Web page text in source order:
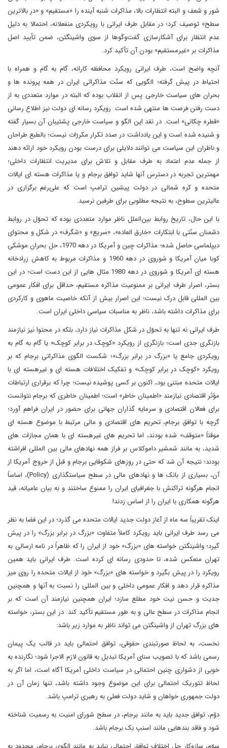
شور و شعف و البته انتظارات بالا، مذاکرات شنبه آینده را «مستقیم» و «در بالاترین
سطح» توصیف کرد؛ در مقابل طرف ایرانی با رویکردی منفعلانه، احتمالا به دلیل
عدم انتظار برای آشکارسازی گفت‌وگوها از سوی واشینگتن، ضمن تأیید اصل
مذاکرات بر «غیرمستقیم» بودن آن تأکید کرد.
آنچه واضح است، طرف ایرانی رویکرد محافظه کارانه، گام به گام و همراه با
احتیاط در پیش گرفته؛ الگویی که سنّت مذاکراتی ایران در همه پرونده ها و
بحران های سیاست خارجی پس از انقلاب بوده که البته در موارد متعددی به از
دست رفتن فرصت ها منتهی شده است. رویکرد رسانه ای دولت نیز اطلاع رسانی
«قطره چکانی» است. در نقد این الگو و سیاست خارجی پشتیبان آن بسیار گفته
و شنیده شده است و این یادداشت در صدد تکرار مکررّات نیست؛ بالطبع طراحان
و ناظران این سیاست می توانند دلایلی برای درست بودن رویکرد خود ارائه دهند
از جمله عدم اعتماد به طرف مقابل و تلاش برای مدیریت انتظارات داخلی؛
مهمترین تجربه در دسترس آنها شاید توافق برجام و یا مذاکرات هسته ای ایالات
متحده و کره شمالی در دولت پیشین ترامپ است که علی‌رغم برگزاری در
عالیترین سطوح، به نتیجه مطلوبی برای طرفین نرسید.
با این حال، تاریخ روابط بین‌الملل ناظر موارد متعددی بوده که تحوّل در روابط
دشمنان سنّتی با ابتکارات «خارق العاده»، «سریع» و «شگرف» در شکل و محتوای
دیپلماسی حاصل شده؛ مذاکرات چین و آمریکا در دهه 1970، حل بحران موشکی
کوبا میان آمریکا و شوروی در دهه 1960 و مذاکرات مربوط به کاهش زرادخانه
هسته ای آمریکا و شوروی در دهه 1980 مثال هایی از این دست است؛ در این
بستر، اصرار طرف ایرانی بر ممنوعیت مذاکره مستقیم، حداقل برای افکار عمومی
بین المللی قابل درک نیست؛ این اصرار بیش از آنکه خاصیت ماهوی و کارکردی
برای مذاکرات داشته باشد، ناظر به مناسبات سیاسی داخلی ایران است.
طرف ایرانی نه تنها به تحوّل در شکل مذاکرات نیاز دارد، بلکه در محتوا نیز نیازمند
بازنگری جدی است؛ بازنگری از رویکرد «کوچک در برابر کوچک» یا گام به گام به
رویکردی جامع یا «بزرگ در برابر بزرگ»؛ شکست الگوی مذاکراتی برجام که بر
رویکرد «کوچک در برابر کوچک» و تفکیک اختلافات هسته ای و غیرهسته ای با
ایالات متحده مبتنی بود، اکنون بر کسی پوشیده نیست؛ چرا که برقراری ارتباطات
مؤثر اقتصادی نیازمند «اطمینان خاطر» است؛ اطمینان خاطری که برجام نتوانست
برای فعالان اقتصادی و سرمایه گذاران جهانی برای حضور در ایران فراهم آورد؛
گرچه با توافق برجام، تحریم های اقتصادی و مالی مرتبط با موضوع هسته ای
موقتاً «متوقف» شده بودند، اما تحریم های غیرهسته ای با همان مجازات های
شدید، به مانند شمشیر داموکلاس بر فراز همه نهادهای مالی بین المللی افراشته
بودند؛ نتیجه آن شد که حتی در روزهای شکوفایی برجام و قبل از خروج آمریکا از
آن، بسیاری از بانک ها و نهادهای مالی در سطح سیاستگذاری (Policy)، اساساً
انجام هرگونه تراکنش با جغرافیای ایران را ممنوع ساختند و به بیان عامیانه، قید
هرگونه همکاری با ایران را از اساس زدند!
اینک تقریباً سه ماه از آغاز دولت جدید ایالات متحده می گذرد؛ در این فضا به نظر
می رسد طرف ایرانی باید رویکرد کاملاً متفاوت «بزرگ در برابر بزرگ» را در پیش
گیرد؛ واشینگتن خواسته های «بزرگ» خود از ایران را که ظاهراً در نامه ارسالی به
تهران منعکس شده، تا حدودی رسانه ای کرده است. طرف ایرانی باید همین
رویکرد را در پیش بگیرد و خواسته های «بزرگ» خود از ایالات متحده را روی میز
مذاکره قرار دهد و افکار عمومی داخلی و بین المللی را نسبت به آنها و همچنین
جدیت و حسن نیت خود مطلع سازد؛ ایران همچنین نیازمند آن است که بر
انجام مذاکرات در سطح عالی و به طور مستقیم تأکید کند. در این بستر، خواسته
های بزرگ تهران از واشینگتن می تواند ناظر به موارد زیر باشد:
نخست، به لحاظ صورتبندی حقوقی، توافق احتمالی باید در قالب یک پیمان
رسمی باشد که با تصویب سنای آمریکا تبدیل به قانون لازم الاجرا شود؛ نگارنده به
خوبی از دشواری چنین احتمالی در سیاست داخلی آمریکا آگاه است، اما اگر به
لحاظ تئوریک احتمالی برای این موضوع وجود داشته باشد، تنها زمان آن در
دولت جمهوری خواهان و شاید دولت فعلی به رهبری ترامپ باشد.
دوّم، توافق جدید باید به مانند برجام، در سطح شورای امنیت به رسمیت شناخته
شود و فاقد بندهایی مانند اسنپ بک برجام باشد.